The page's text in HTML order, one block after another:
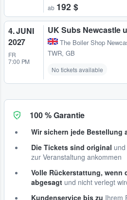
ab 192 $
4. JUNI
2027
FR
7:00 PM
UK Subs Newcastle
The Boiler Shop
TWR, GB
No tickets available
100 % Garantie
Wir sichern jede Bestellung
Die Tickets sind original
zur Veranstaltung ankommen
Volle Rückerstattung, wenn
abgesagt und nicht verlegt
Kundenservice bis zu Ihrem